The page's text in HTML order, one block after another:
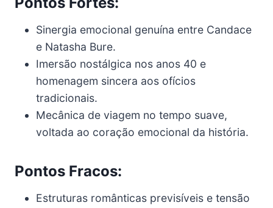
Sinergia emocional genuína entre Candace
e Natasha Bure.
Imersão nostálgica nos anos 40 e
homenagem sincera aos ofícios
tradicionais.
Mecânica de viagem no tempo suave,
voltada ao coração emocional da história.
Pontos Fracos:
Estruturas românticas previsíveis e tensão